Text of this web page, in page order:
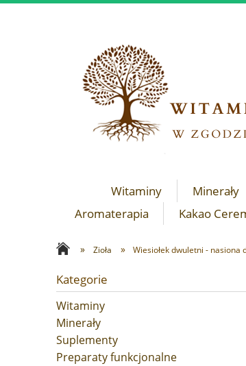
Witaminy Minerały
Aromaterapia
Kakao
» Zioła » Wiesiołek dwuletni - nasiona
Kategorie
Witaminy
Minerały
Suplementy
Preparaty funkcjonalne